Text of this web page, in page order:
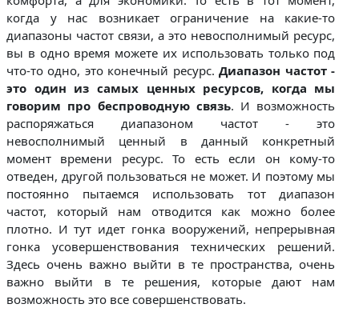
когда у нас возникает ограничение на какие-то
диапазоны частот связи, а это невосполнимый ресурс,
вы в одно время можете их использовать только под
что-то одно, это конечный ресурс.Диапазон частот -
это один из самых ценных ресурсов, когда мы
говорим про беспроводную связь. И возможность
распоряжаться диапазоном частот - это
невосполнимый ценный в данный конкретный
момент времени ресурс. То есть если он кому-то
отведен, другой пользоваться не может. И поэтому мы
постоянно пытаемся использовать тот диапазон
частот, который нам отводится как можно более
плотно. И тут идет гонка вооружений, непрерывная
гонка усовершенствования технических решений.
Здесь очень важно выйти в те пространства, очень
важно выйти в те решения, которые дают нам
возможность это все совершенствовать.